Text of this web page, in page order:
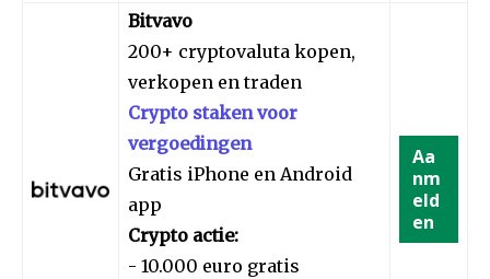
Bitvavo
200+ cryptovaluta kopen,
verkopen en traden
Crypto staken voor
vergoedingen
Gratis iPhone en Android
app
Crypto actie:
- 10.000 euro gratis
Aa
nm
eld
en